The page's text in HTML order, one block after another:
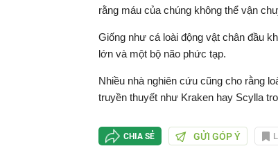
rằng máu của chúng không thể vận
Giống như cá loài động vật chân đầu
lớn và một bộ não phức tạp.
Nhiều nhà nghiên cứu cũng cho rằng
truyền thuyết như Kraken hay Scylla
CHIA SẺ GỬI GÓP Ý